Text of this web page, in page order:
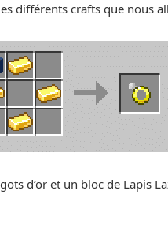
différents crafts que nous
d’or et un bloc de Lapis